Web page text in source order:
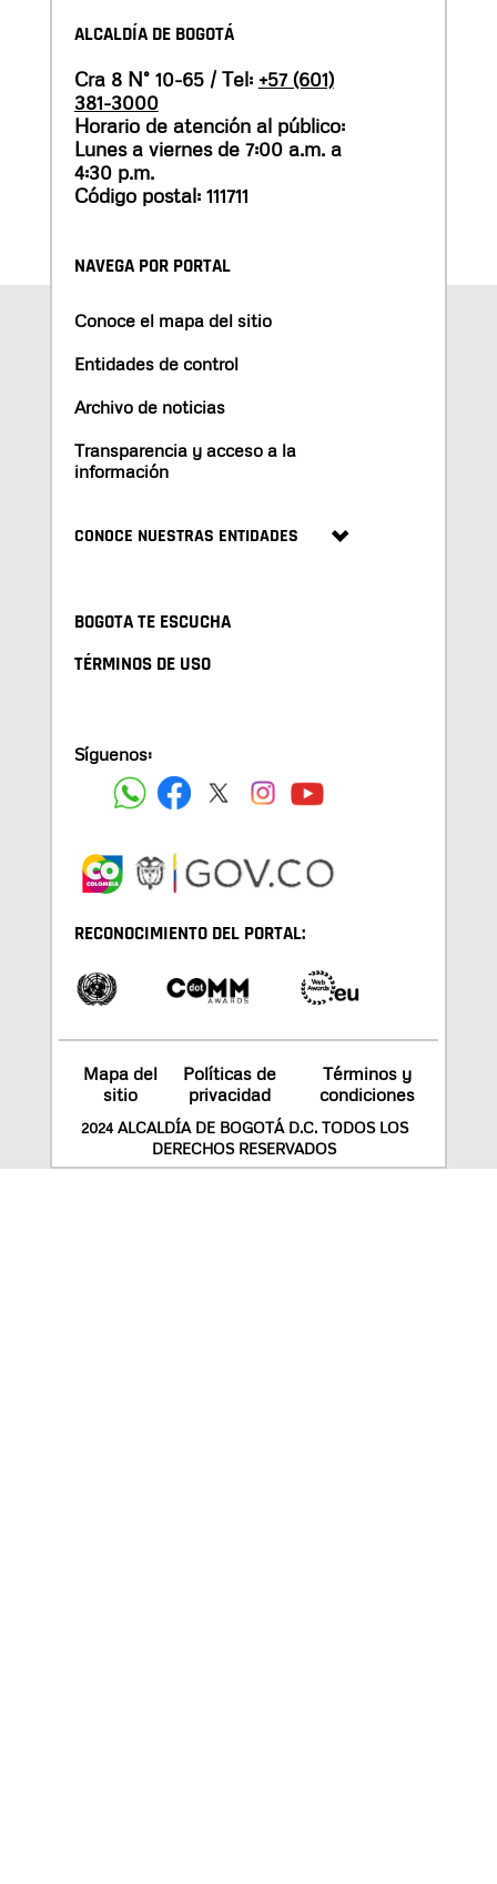
ALCALDÍA DE BOGOTÁ
Cra 8 N° 10-65 / Tel: +57 (601)
381-3000
Horario de atención al público:
Lunes a viernes de 7:00 a.m. a
4:30 p.m.
Código postal: 111711
NAVEGA POR PORTAL
Conoce el mapa del sitio
Entidades de control
Archivo de noticias
Transparencia y acceso a la
información
CONOCE NUESTRAS ENTIDADES
BOGOTA TE ESCUCHA
TÉRMINOS DE USO
Síguenos:
RECONOCIMIENTO DEL PORTAL:
Mapa del
sitio
Políticas de
privacidad
Términos y
condiciones
2024 ALCALDÍA DE BOGOTÁ D.C. TODOS LOS
DERECHOS RESERVADOS